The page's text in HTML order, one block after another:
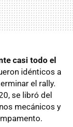
casi todo el
idénticos a
el rally.
se libró del
mecánicos y